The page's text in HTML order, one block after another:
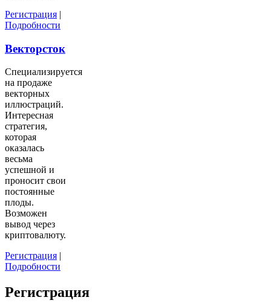
Регистрация |
Подробности
Векторсток
Специализируется
на продаже
векторных
иллюстраций.
Интересная
стратегия,
которая
оказалась
весьма
успешной и
проносит свои
постоянные
плоды.
Возможен
вывод через
криптовалюту.
Регистрация
Подробности
Регистрация